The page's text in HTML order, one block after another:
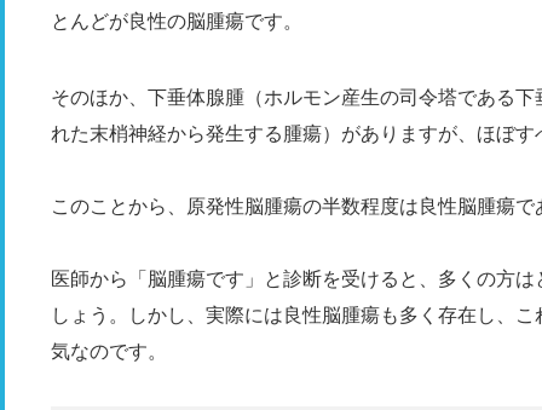
とんどが良性の脳腫瘍です。
そのほか、下垂体腺腫（ホルモン産生の司令塔である
れた末梢神経から発生する腫瘍）がありますが、ほぼ
このことから、原発性脳腫瘍の半数程度は良性脳腫瘍
医師から「脳腫瘍です」と診断を受けると、多くの方
しょう。しかし、実際には良性脳腫瘍も多く存在し、
気なのです。